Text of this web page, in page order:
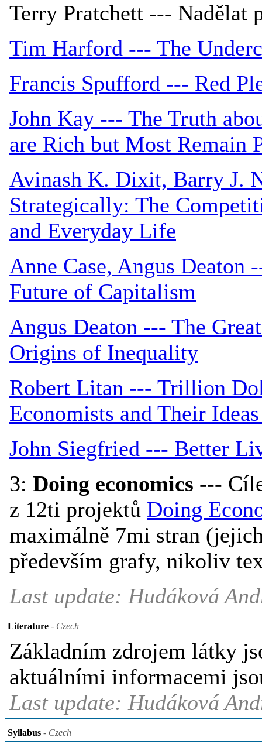
Terry Pratchett --- Nadělat
Tim Harford --- The
Francis Spufford --- Red
John Kay --- The Truth
are Rich but Most Remain
Avinash K. Dixit, Barry J.
Strategically: The
and Everyday Life
Anne Case, Angus Deaton
Future of Capitalism
Angus Deaton --- The
Origins of Inequality
Robert Litan --- Trillion
Economists and Their
John Siegfried --- Better
3: Doing economics ---
z 12ti projektů Doing
maximálně 7mi stran
především grafy, nikoliv
Last update: Hudáková
Literature - Czech
Základním zdrojem látky
aktuálními informacemi
Last update: Hudáková
Syllabus - Czech